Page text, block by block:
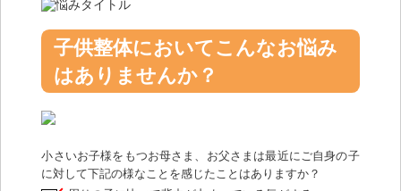
子供整体においてこんなお悩み
はありませんか？
小さいお子様をもつお母さま、お父さまは最近にご自身の子
に対して下記の様なことを感じたことはありますか？